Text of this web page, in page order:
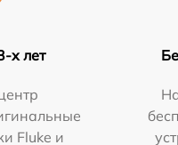
х лет
Fluke и